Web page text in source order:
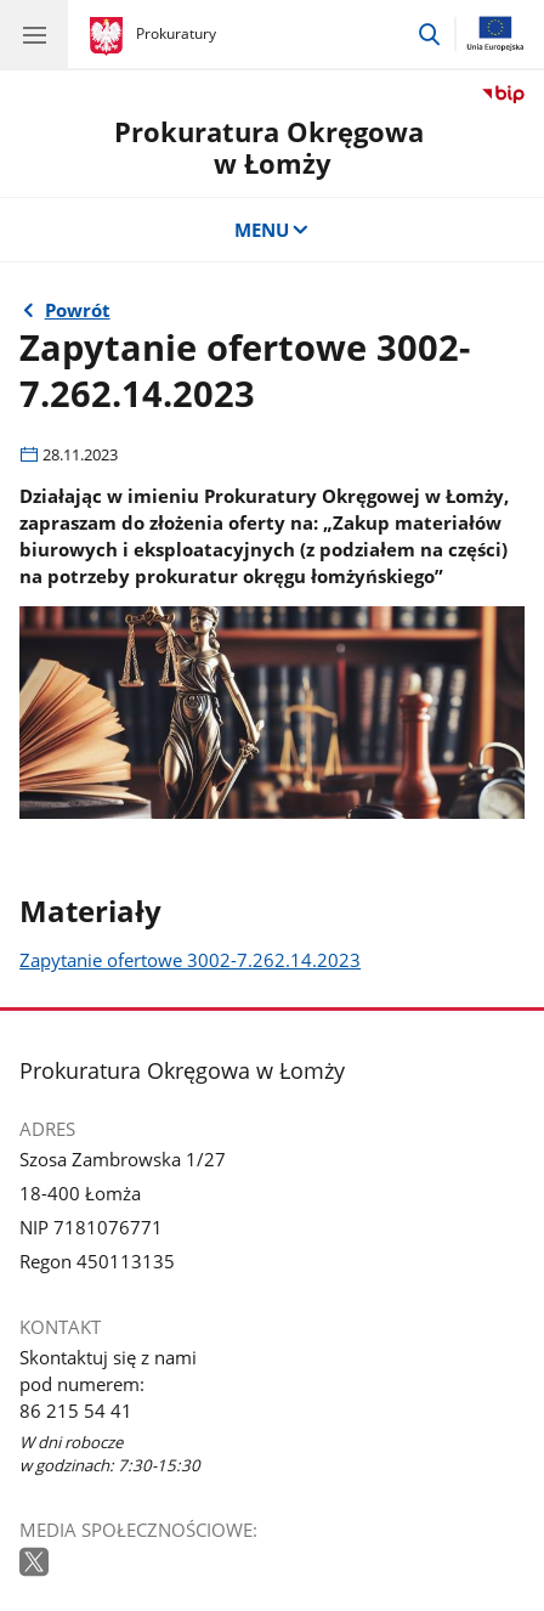
gov.pl
Prokuratury
gov.pl
Prokuratury
przejdź
Prokuratura Okręgowa
w Łomży
MENU
Powrót
Zapytanie ofertowe 3002-
7.262.14.2023
28.11.2023
Działając w imieniu Prokuratury Okręgowej w Łomży,
zapraszam do złożenia oferty na: „Zakup materiałów
biurowych i eksploatacyjnych (z podziałem na części)
na potrzeby prokuratur okręgu łomżyńskiego”
Materiały
Zapytanie ofertowe 3002-7.262.14.2023
stopka
Prokuratura Okręgowa w Łomży
ADRES
Szosa Zambrowska 1/27
18-400 Łomża
NIP 7181076771
Regon 450113135
KONTAKT
Skontaktuj się z nami
pod numerem:
86 215 54 41
W dni robocze
w godzinach: 7:30-15:30
MEDIA SPOŁECZNOŚCIOWE: